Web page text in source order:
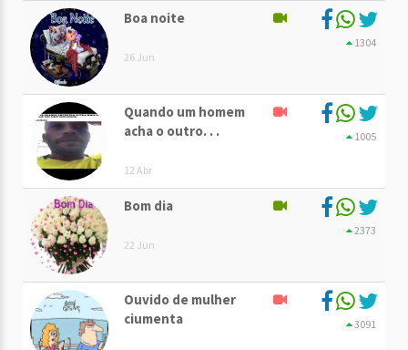
Boa noite
26 Jun
1304
Quando um homem
acha o outro. . .
12 Abr
1005
Bom dia
22 Jun
2373
Ouvido de mulher
ciumenta
3091